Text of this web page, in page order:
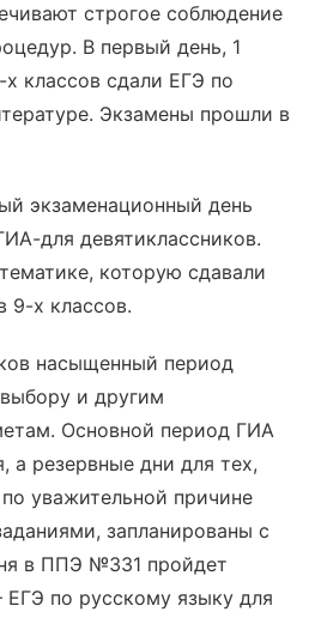
строгое соблюдение
В первый день, 1
классов сдали ЕГЭ по
Экзамены прошли в
экзаменационный день
для девятиклассников.
которую сдавали
9-х классов.
насыщенный период
и другим
Основной период ГИА
а резервные дни для тех,
уважительной причине
запланированы с
в ППЭ №331 пройдет
по русскому языку для